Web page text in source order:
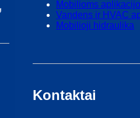
Mobilioms
Vandens ir HVAC
Mobilioji hidraulika
Kontaktai